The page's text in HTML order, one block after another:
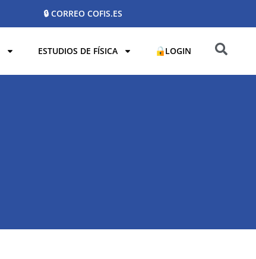
🔒 CORREO COFIS.ES
ESTUDIOS DE FÍSICA LOGIN